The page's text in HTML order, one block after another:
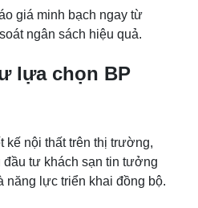
giá minh bạch ngay từ
ngân sách hiệu quả.
lựa chọn BP
kế nội thất trên thị trường,
tư khách sạn tin tưởng
năng lực triển khai đồng bộ.